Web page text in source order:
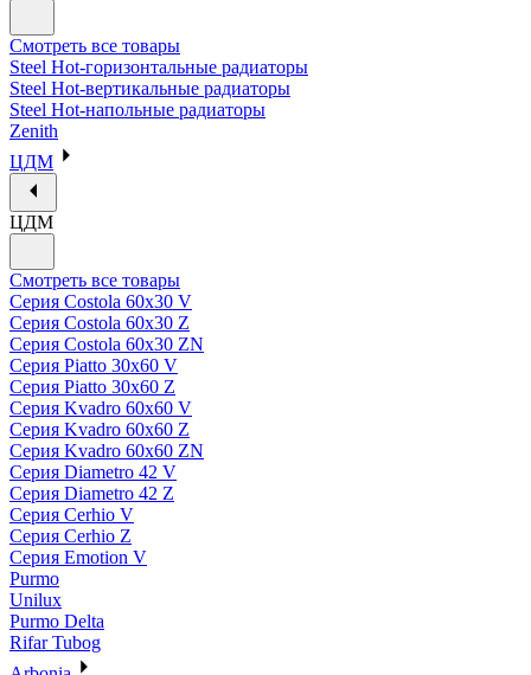
Смотреть все товары
Steel Hot-горизонтальные радиаторы
Steel Hot-вертикальные радиаторы
Steel Hot-напольные радиаторы
Zenith
ЦДМ
ЦДМ
Смотреть все товары
Серия Costola 60х30 V
Серия Costola 60х30 Z
Серия Costola 60х30 ZN
Серия Piatto 30х60 V
Серия Piatto 30х60 Z
Серия Kvadro 60х60 V
Серия Kvadro 60х60 Z
Серия Kvadro 60х60 ZN
Серия Diametro 42 V
Серия Diametro 42 Z
Серия Cerhio V
Серия Cerhio Z
Серия Emotion V
Purmo
Unilux
Purmo Delta
Rifar Tubog